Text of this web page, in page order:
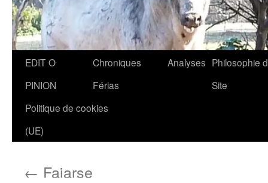
Aller
contenu
EDIT O
PINION
Chroniques
Férias
Analyses Philosophie
Site
Politique de cookies
(UE)
← Fajarse